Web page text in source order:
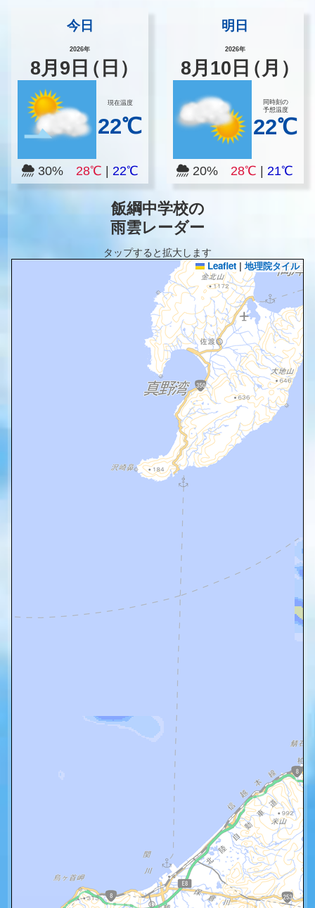
今日
2026年
8月 9 日（日）
現在温度
22℃
30% 28℃ 22℃
明日
2026年
8月 10 日（月）
同時刻の
予想温度
22℃
20% 28℃ |21℃
飯綱中学校の
雨雲レーダー
タップすると拡大します
Leaflet | 地理院タイル